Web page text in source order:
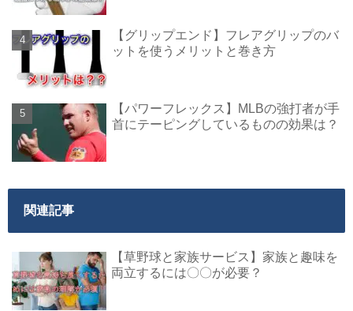
【グリップエンド】フレアグリップのバ
ットを使うメリットと巻き方
【パワーフレックス】MLBの強打者が手
首にテーピングしているものの効果は？
関連記事
【草野球と家族サービス】家族と趣味を
両立するには〇〇が必要？